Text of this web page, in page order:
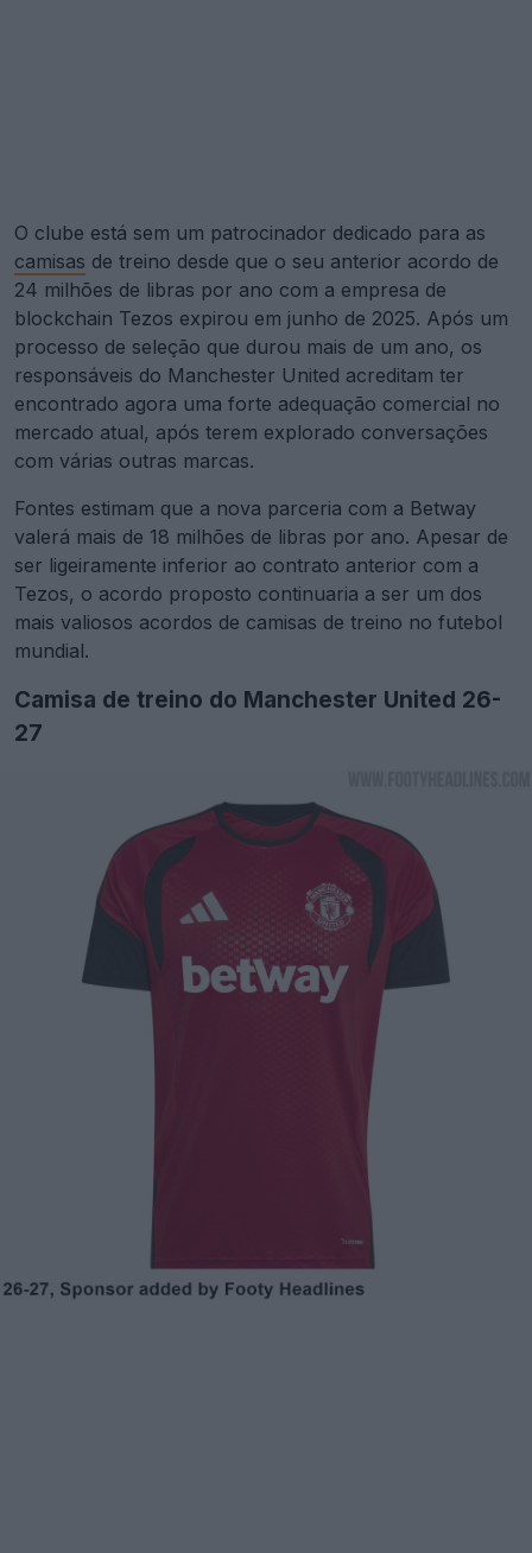
O clube está sem um patrocinador dedicado para as
camisas de treino desde que o seu anterior acordo de
24 milhões de libras por ano com a empresa de
blockchain Tezos expirou em junho de 2025. Após um
processo de seleção que durou mais de um ano, os
responsáveis do Manchester United acreditam ter
encontrado agora uma forte adequação comercial no
mercado atual, após terem explorado conversações
com várias outras marcas.
Fontes estimam que a nova parceria com a Betway
valerá mais de 18 milhões de libras por ano. Apesar de
ser ligeiramente inferior ao contrato anterior com a
Tezos, o acordo proposto continuaria a ser um dos
mais valiosos acordos de camisas de treino no futebol
mundial.
Camisa de treino do Manchester United 26-
27